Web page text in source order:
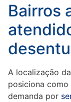
Bairros
A localização
posiciona
demanda por